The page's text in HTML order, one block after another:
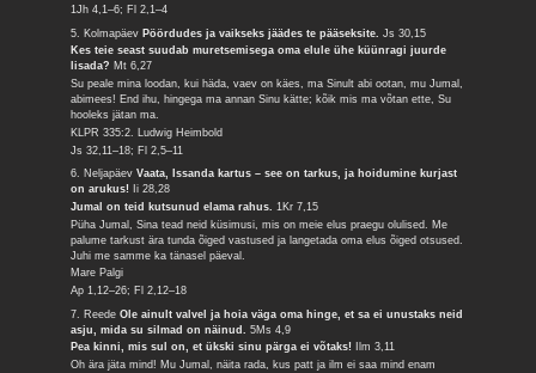
1Jh 4,1–6; Fl 2,1–4
5. Kolmapäev Pöördudes ja vaikseks jäädes te pääseksite.Js 30,15
Kes teie seast suudab muretsemisega oma elule ühe küünragi juurde
lisada? Mt 6,27
Su peale mina loodan, kui häda, vaev on käes, ma Sinult abi ootan, mu Jumal,
abimees! End ihu, hingega ma annan Sinu kätte; kõik mis ma võtan ette, Su
hooleks jätan ma.
KLPR 335:2. Ludwig Heimbold
Js 32,11–18; Fl 2,5–11
6. NeljapäevVaata, Issanda kartus – see on tarkus, ja hoidumine kurjast
on arukus!
Ii 28,28
Jumal on teid kutsunud elama rahus. 1Kr 7,15
Püha Jumal, Sina tead neid küsimusi, mis on meie elus praegu olulised. Me
palume tarkust ära tunda õiged vastused ja langetada oma elus õiged otsused.
Juhi me samme ka tänasel päeval.
Mare Palgi
Ap 1,12–26; Fl 2,12–18
7. ReedeOle ainult valvel ja hoia väga oma hinge, et sa ei unustaks neid
asju, mida su silmad on näinud.5Ms 4,9
Pea kinni, mis sul on, et ükski sinu pärga ei võtaks!
Ilm 3,11
Oh ära jäta mind! Mu Jumal, näita rada, kus patt ja ilm ei saa mind enam